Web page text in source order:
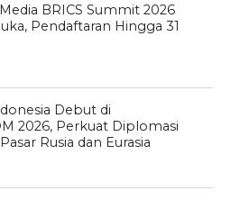
BRICS Summit 2026
Pendaftaran Hingga 31
Debut di
2026, Perkuat Diplomasi
Rusia dan Eurasia